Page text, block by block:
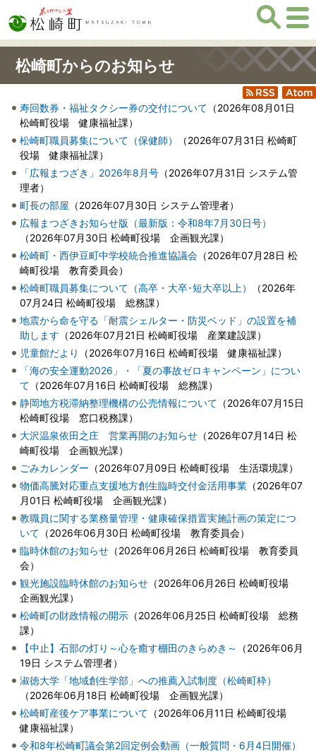
松崎町からのお知らせ
RSS Atom
寿回数券・福祉タクシー券の交付について （2026年08月01日
松崎町役場 健康福祉課）
松崎町職員募集について（保健師）
（2026年07月31日 松崎町
役場 健康福祉課）
「広報まつざき」2026年8月号 （2026年07月31日 システム管
理者）
町長の部屋 （2026年07月30日 システム管理者）
広報まつざきお知らせ版（最新版：令和8年7月30日号）
（2026年07月30日 松崎町役場 企画観光課）
松崎町・西伊豆町中学校統合推進協議会 （2026年07月28日 松
崎町役場 教育委員会）
松崎町職員募集について（高卒・大卒･短大卒以上）
（2026年
07月24日 松崎町役場 総務課）
地震から命を守る「耐震シェルター・防災ベッド」の設置を補
助します （2026年07月21日 松崎町役場 産業建設課）
児童館だより
（2026年07月16日 松崎町役場 健康福祉課）
「海の安全運動2026」・「夏の事故ゼロキャンペーン」につい
て （2026年07月16日 松崎町役場 総務課）
静岡地方税滞納整理機構の公売情報について （2026年07月15日
松崎町役場 窓口税務課）
大沢温泉依田之庄 営業再開のお知らせ （2026年07月14日 松
崎町役場 企画観光課）
ごみカレンダー （2026年07月09日 松崎町役場 生活環境課）
物価高騰対応重点支援地方創生臨時交付金活用事業 （2026年07
月01日 松崎町役場 企画観光課）
教職員に関する業務量管理・健康確保措置実施計画の策定につ
いて （2026年06月30日 松崎町役場 教育委員会）
臨時休館のお知らせ （2026年06月26日 松崎町役場 教育委員
会）
観光施設臨時休館のお知らせ （2026年06月26日 松崎町役場
企画観光課）
松崎町の財政情報の開示 （2026年06月25日 松崎町役場 総務
課）
【中止】石部の灯り～心を癒す棚田のきらめき～
（2026年06月
19日 システム管理者）
淑徳大学「地域創生学部」への推薦入試制度（松崎町枠）
（2026年06月18日 松崎町役場 企画観光課）
松崎町産後ケア事業について （2026年06月11日 松崎町役場
健康福祉課）
令和8年松崎町議会第2回定例会動画（一般質問・6月4日開催）